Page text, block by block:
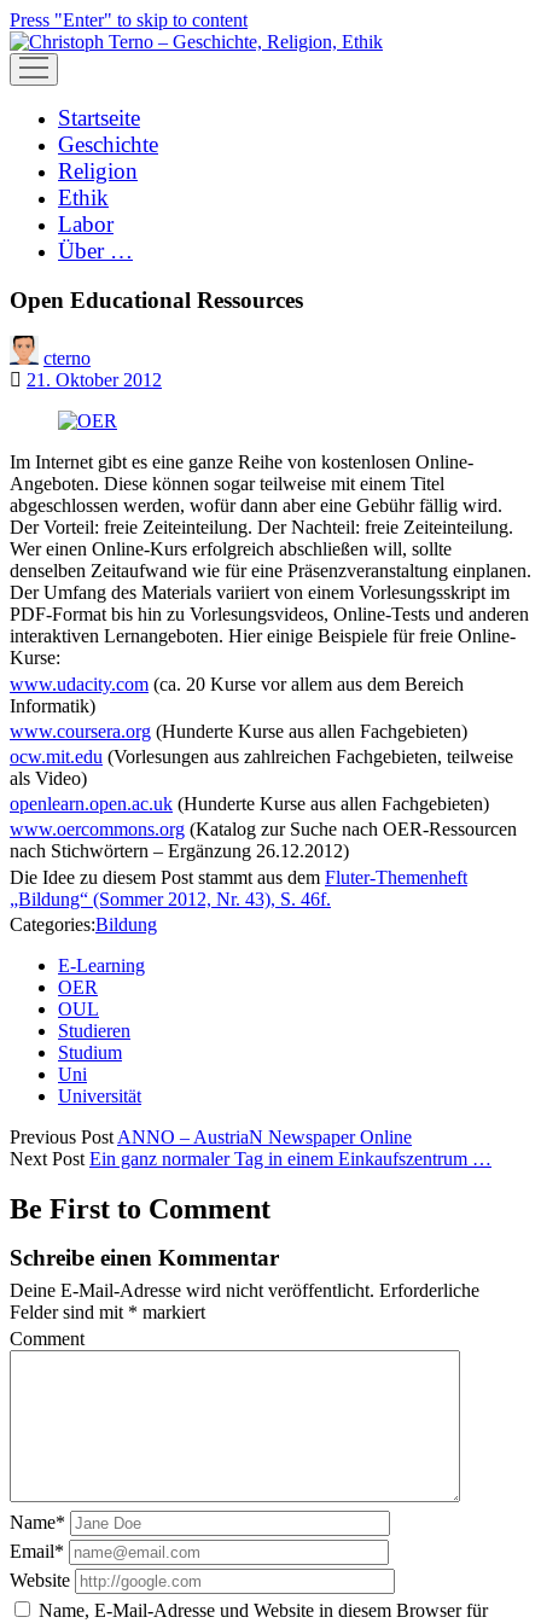
Press "Enter" to skip to content
open
menu
Startseite
Geschichte
Religion
Ethik
Labor
Über …
Open Educational Ressources
cterno
21. Oktober 2012
Im Internet gibt es eine ganze Reihe von kostenlosen Online-
Angeboten. Diese können sogar teilweise mit einem Titel
abgeschlossen werden, wofür dann aber eine Gebühr fällig wird.
Der Vorteil: freie Zeiteinteilung. Der Nachteil: freie Zeiteinteilung.
Wer einen Online-Kurs erfolgreich abschließen will, sollte
denselben Zeitaufwand wie für eine Präsenzveranstaltung einplanen.
Der Umfang des Materials variiert von einem Vorlesungsskript im
PDF-Format bis hin zu Vorlesungsvideos, Online-Tests und anderen
interaktiven Lernangeboten. Hier einige Beispiele für freie Online-
Kurse:
www.udacity.com (ca. 20 Kurse vor allem aus dem Bereich
Informatik)
www.coursera.org (Hunderte Kurse aus allen Fachgebieten)
ocw.mit.edu (Vorlesungen aus zahlreichen Fachgebieten, teilweise
als Video)
openlearn.open.ac.uk (Hunderte Kurse aus allen Fachgebieten)
www.oercommons.org (Katalog zur Suche nach OER-Ressourcen
nach Stichwörtern – Ergänzung 26.12.2012)
Die Idee zu diesem Post stammt aus dem Fluter-Themenheft
„Bildung“ (Sommer 2012, Nr. 43), S. 46f.
Categories:Bildung
E-Learning
OER
OUL
Studieren
Studium
Uni
Universität
Previous Post ANNO – AustriaN Newspaper Online
Next Post Ein ganz normaler Tag in einem Einkaufszentrum …
Be First to Comment
Schreibe einen Kommentar
Deine E-Mail-Adresse wird nicht veröffentlicht. Erforderliche
Felder sind mit * markiert
Comment
Name*
Email*
Website
Name, E-Mail-Adresse und Website in diesem Browser für